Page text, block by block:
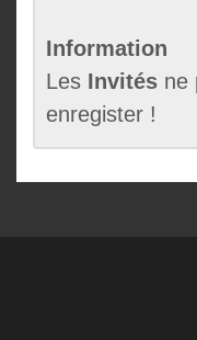
Information
Les Invités ne
enregister !